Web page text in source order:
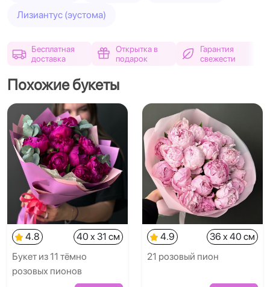
Лизиантус (эустома)
Бесплатная
доставка
Открытка в
подарок
Гарантия
свежести
Похожие букеты
4.8
40 x 31 см
Букет из 11 тёмно
розовых пионов
4.9
36 x 40 см
21 розовый пион